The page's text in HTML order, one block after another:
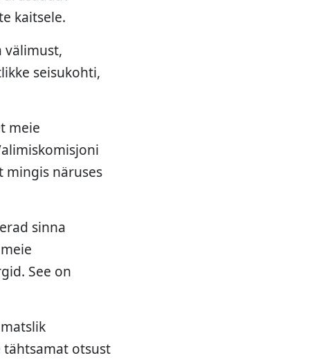
kaitsele.
välimust,
seisukohti,
meie
mingis näruses
sinna
See on
tähtsamat otsust